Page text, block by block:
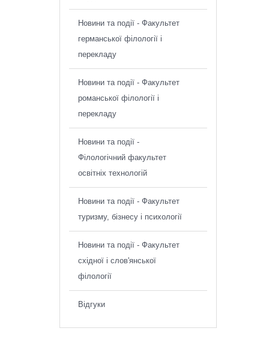
Новини та події - Факультет
германської філології і
перекладу
Новини та події - Факультет
романської філології і
перекладу
Новини та події -
Філологічний факультет
освітніх технологій
Новини та події - Факультет
туризму, бізнесу і психології
Новини та події - Факультет
східної і слов'янської
філології
Відгуки